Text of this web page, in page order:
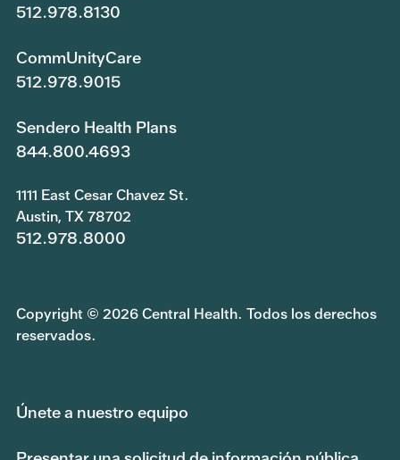
512.978.8130
CommUnityCare
512.978.9015
Sendero Health Plans
844.800.4693
1111 East Cesar Chavez St.
Austin, TX 78702
512.978.8000
Copyright © 2026 Central Health. Todos los derechos
reservados.
Únete a nuestro equipo